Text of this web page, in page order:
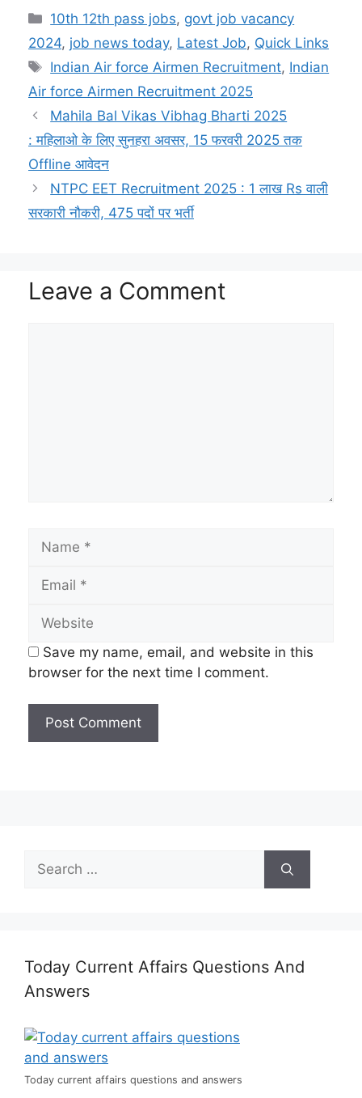
h
a
t
s
A
p
p
e
l
e
g
r
a
m
o
p
y
L
i
n
k
a
c
e
b
o
o
n
a
p
c
h
a
w
i
t
t
e
r
m
a
i
l
h
a
r
Categories
10th 12th pass jobs, govt job vacancy
2024, job news today, Latest Job, Quick Links
Tags
Indian Air force Airmen Recruitment, Indian
Air force Airmen Recruitment 2025
Mahila Bal Vikas Vibhag Bharti 2025
: महिलाओ के लिए सुनहरा अवसर, 15 फरवरी 2025 तक
Offline आवेदन
NTPC EET Recruitment 2025 : 1 लाख Rs वाली
सरकारी नौकरी, 475 पदों पर भर्ती
Leave a Comment
Name
Email
Website
Save my name, email, and website in this
browser for the next time I comment.
Search
for:
Today Current Affairs Questions And
Answers
Today current affairs questions and answers